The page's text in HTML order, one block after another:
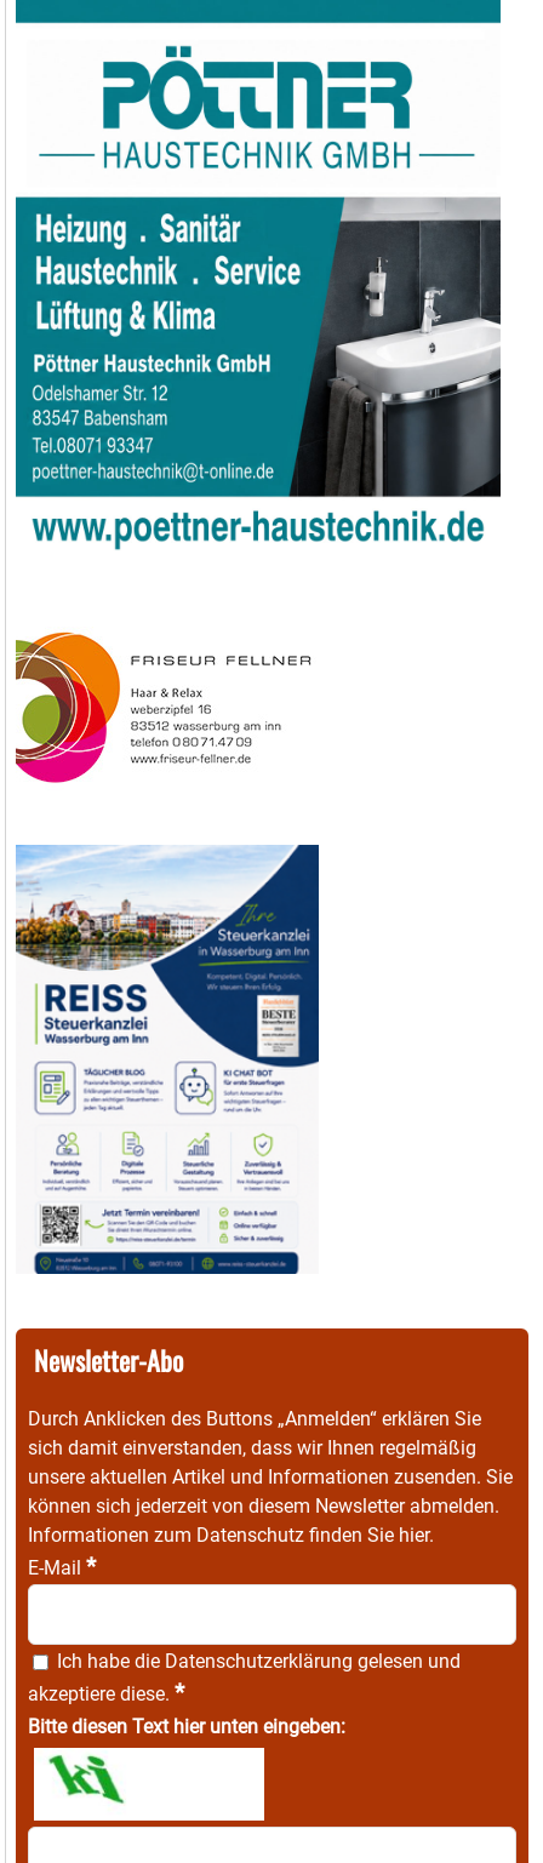
Newsletter-Abo
Durch Anklicken des Buttons „Anmelden“ erklären Sie
sich damit einverstanden, dass wir Ihnen regelmäßig
unsere aktuellen Artikel und Informationen zusenden. Sie
können sich jederzeit von diesem Newsletter abmelden.
Informationen zum Datenschutz finden Sie hier.
E-Mail *
Ich habe die Datenschutzerklärung gelesen und
akzeptiere diese. *
Bitte diesen Text hier unten eingeben: